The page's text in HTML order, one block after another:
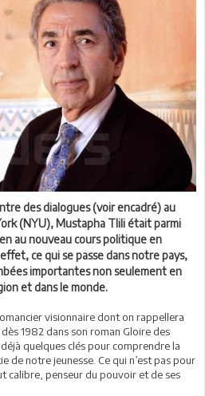
des dialogues (voir encadré) au
(NYU), Mustapha Tlili était parmi
au nouveau cours politique en
ce qui se passe dans notre pays,
importantes non seulement en
et dans le monde.
visionnaire dont on rappellera
1982 dans son roman Gloire des
quelques clés pour comprendre la
de notre jeunesse. Ce qui n’est pas pour
calibre, penseur du pouvoir et de ses